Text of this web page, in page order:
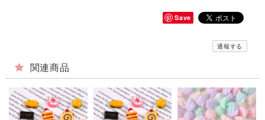
Save
通報する
関連商品